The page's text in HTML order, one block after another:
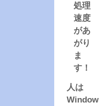
処理
速度
があ
がり
ま
す！
人は